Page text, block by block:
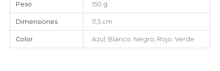
Peso 150 g
Dimensiones 11,5 cm
Color Azul, Blanco, Negro, Rojo, Verde